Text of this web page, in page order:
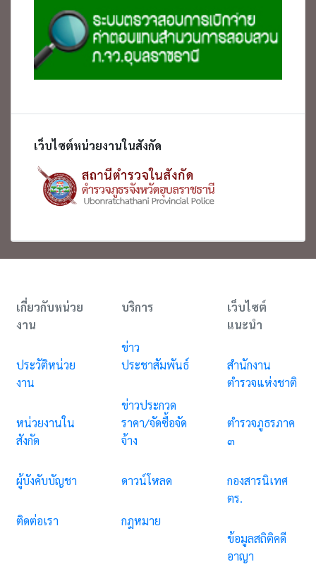
เว็บไซต์หน่วยงานในสังกัด
เกี่ยวกับหน่วย
งาน
ประวัติหน่วย
งาน
หน่วยงานใน
สังกัด
ผู้บังคับบัญชา
ติดต่อเรา
บริการ
ข่าว
ประชาสัมพันธ์
ข่าวประกวด
ราคา/จัดซื้อจัด
จ้าง
ดาวน์โหลด
กฎหมาย
เว็บไซต์
แนะนำ
สำนักงาน
ตำรวจแห่งชาติ
ตำรวจภูธรภาค
๓
กองสารนิเทศ
ตร.
ข้อมูลสถิติคดี
อาญา